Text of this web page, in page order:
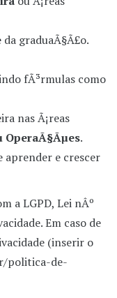
da graduaÃ§Ã£o.
fÃ³rmulas como
nas Ã¡reas
.
e crescer
a LGPD, Lei nÂº
Em caso de
(inserir o
politica-de-